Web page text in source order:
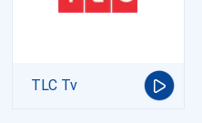
TLC Tv